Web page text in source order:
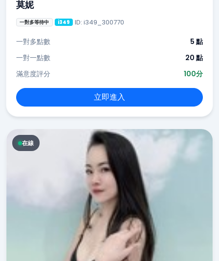
莫妮
一對多等待中 i349 ID: i349_300770
一對多點數
5 點
一對一點數
20 點
滿意度評分
100分
立即進入
在線